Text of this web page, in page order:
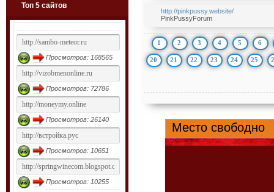
Топ 5 сайтов
Просмотров: 168565
Просмотров: 72786
Просмотров: 26140
Просмотров: 10651
Просмотров: 10255
http://pinkpussy.website/
PinkPussyForum
1 2 3 4 5 6
20 21 22 23 24 25